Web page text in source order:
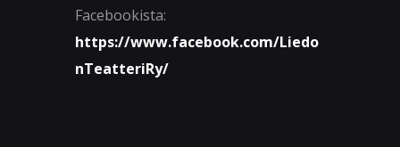
Facebookista:
https://www.facebook.com/Liedo
nTeatteriRy/